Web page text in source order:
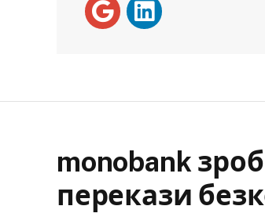
monobank
перекази